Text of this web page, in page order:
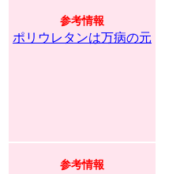
参考情報
ポリウレタンは万病の元
参考情報